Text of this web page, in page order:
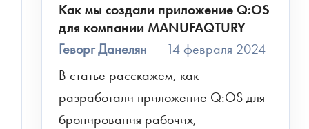
Как мы создали приложение Q:OS
для компании MANUFAQTURY
Геворг Данелян
14 февраля 2024
В статье расскажем, как
разработали приложение Q:OS для
бронирования рабочих,